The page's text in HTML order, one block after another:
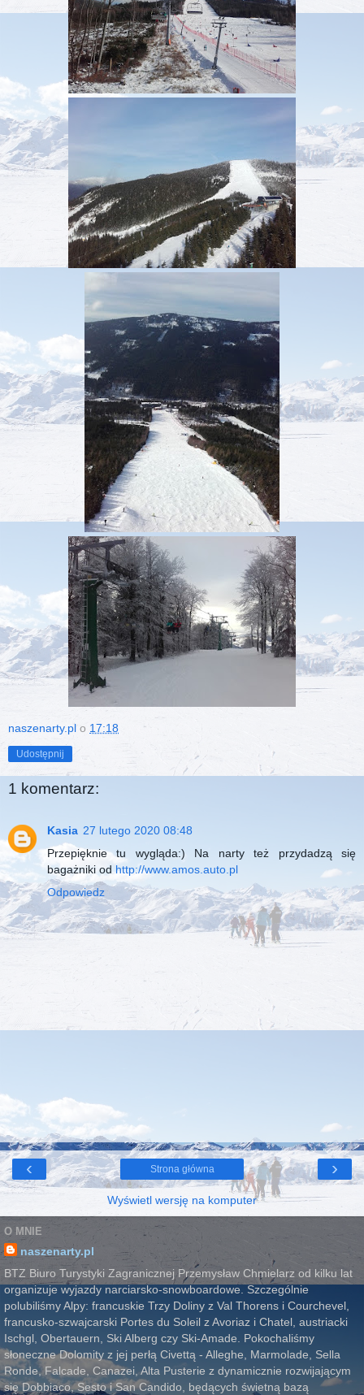
naszenarty.pl o 17:18
Udostępnij
1 komentarz:
Kasia 27 lutego 2020 08:48
Przepięknie tu wygląda:) Na narty też przydadzą się
bagażniki od http://www.amos.auto.pl
Odpowiedz
‹ ›
Strona główna
Wyświetl wersję na komputer
O MNIE
naszenarty.pl
BTZ Biuro Turystyki Zagranicznej Przemysław Chmielarz od kilku lat
organizuje wyjazdy narciarsko-snowboardowe. Szczególnie
polubiliśmy Alpy: francuskie Trzy Doliny z Val Thorens i Courchevel,
francusko-szwajcarski Portes du Soleil z Avoriaz i Chatel, austriacki
Ischgl, Obertauern, Ski Alberg czy Ski-Amade. Pokochaliśmy
słoneczne Dolomity z jej perłą Civettą - Alleghe, Marmolade, Sella
Ronde, Falcade, Canazei, Alta Pusterie z dynamicznie rozwijającym
się Dobbiaco, Sesto i San Candido, będących świetną bazą